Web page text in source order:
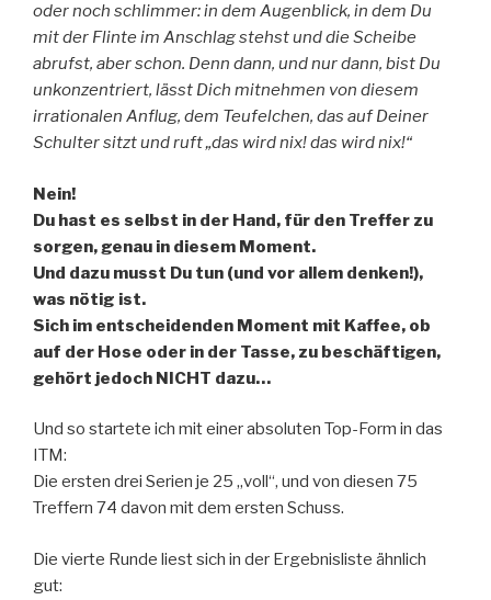
oder noch schlimmer: in dem Augenblick, in dem Du
mit der Flinte im Anschlag stehst und die Scheibe
abrufst, aber schon. Denn dann, und nur dann, bist Du
unkonzentriert, lässt Dich mitnehmen von diesem
irrationalen Anflug, dem Teufelchen, das auf Deiner
Schulter sitzt und ruft „das wird nix! das wird nix!“
Nein!
Du hast es selbst in der Hand, für den Treffer zu
sorgen, genau in diesem Moment.
Und dazu musst Du tun (und vor allem denken!),
was nötig ist.
Sich im entscheidenden Moment mit Kaffee, ob
auf der Hose oder in der Tasse, zu beschäftigen,
gehört jedoch NICHT dazu…
Und so startete ich mit einer absoluten Top-Form in das
ITM:
Die ersten drei Serien je 25 „voll“, und von diesen 75
Treffern 74 davon mit dem ersten Schuss.
Die vierte Runde liest sich in der Ergebnisliste ähnlich
gut: